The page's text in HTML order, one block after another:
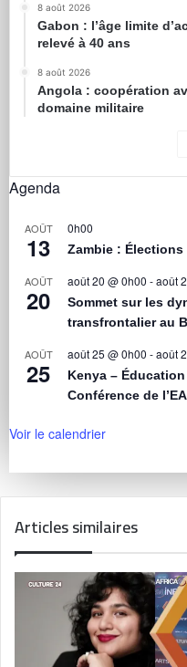
8 août 2026
Gabon : l’âge limite
relevé à 40 ans
8 août 2026
Angola : coopération
domaine militaire
Agenda
AOÛT
13
0h00
Zambie : Élections
AOÛT
20
août 20 @ 0h00 -août
Sommet sur les
transfrontalier au
AOÛT
25
août 25 @ 0h00 -août
Kenya –
Conférence de
Voir le calendrier
Articles similaires